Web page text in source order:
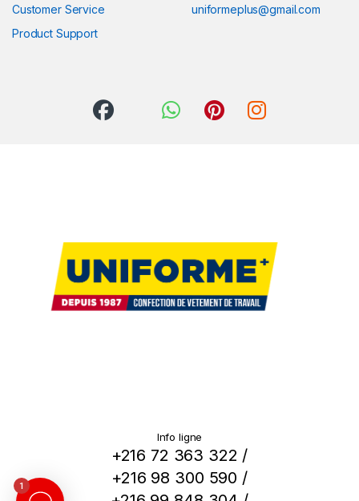
Customer Service
Product Support
uniformeplus@gmail.com
Info ligne
+216 72 363 322 /
+216 98 300 590 /
1